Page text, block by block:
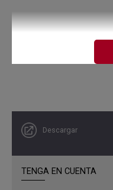
Descargar
TENGA EN CUENTA